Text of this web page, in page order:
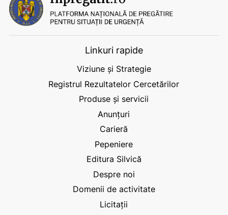
Linkuri rapide
Viziune și Strategie
Registrul Rezultatelor Cercetărilor
Produse și servicii
Anunțuri
Carieră
Pepeniere
Editura Silvică
Despre noi
Domenii de activitate
Licitații